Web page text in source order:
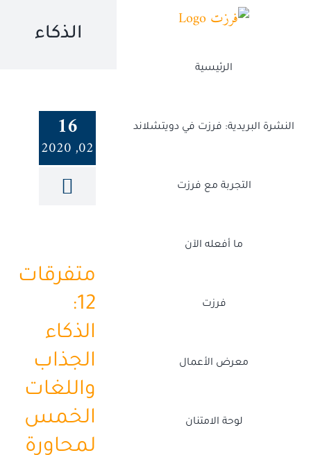
الرئيسية
النشرة البريدية: فرزت في دويتشلاند
التجربة مع فرزت
ما أفعله الآن
فرزت
معرض الأعمال
لوحة الامتنان
الذكاء
16
02, 2020
متفرقات
12:
الذكاء
الجذاب
واللغات
الخمس
لمحاورة